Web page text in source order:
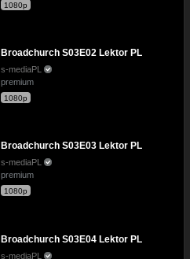
1080p
Broadchurch S03E02 Lektor PL
s-mediaPL
premium
1080p
Broadchurch S03E03 Lektor PL
s-mediaPL
premium
1080p
Broadchurch S03E04 Lektor PL
s-mediaPL